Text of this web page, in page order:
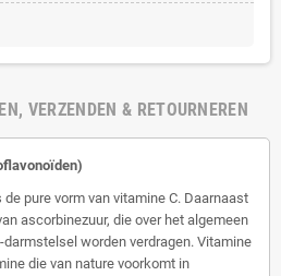
VERZENDEN & RETOURNEREN
pure vorm van vitamine C. Daarnaast
ascorbinezuur, die over het algemeen
worden verdragen. Vitamine
die van nature voorkomt in